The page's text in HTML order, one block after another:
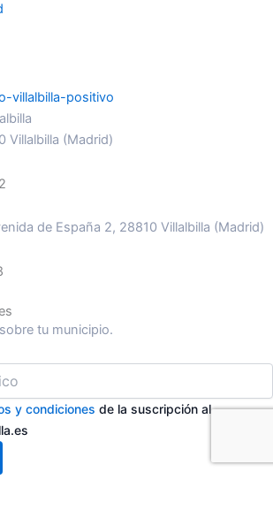
Villalbilla (Madrid)
de España 2, 28810 Villalbilla (Madrid)
tu municipio.
y condiciones de la suscripción al